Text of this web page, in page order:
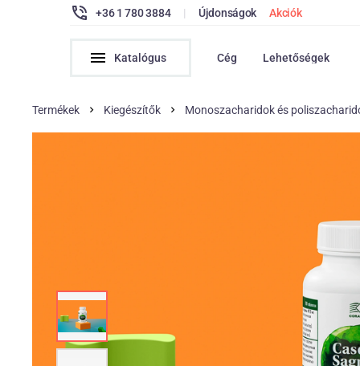
+36 1 780 3884 | Újdonságok Akciók
Katalógus Cég Lehetőségek
Termékek Kiegészítők Monoszacharidok és